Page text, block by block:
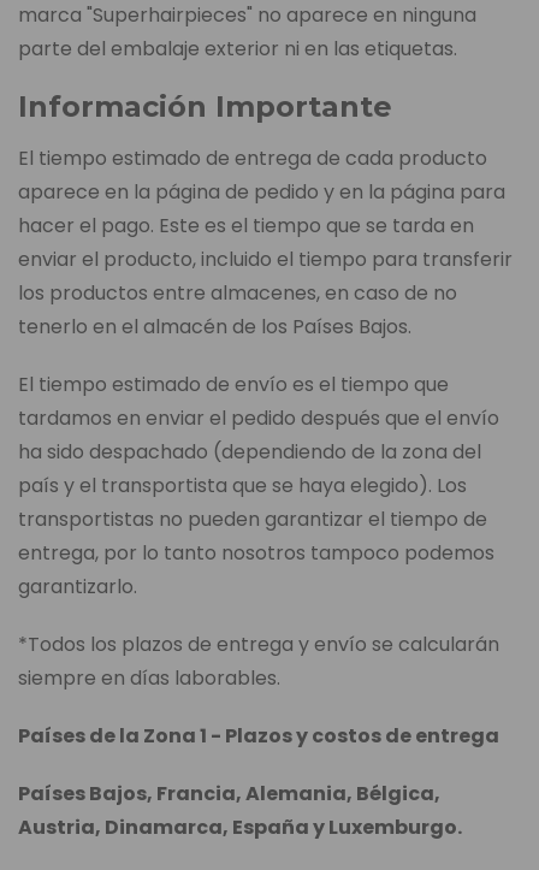
marca "Superhairpieces" no aparece en ninguna
parte del embalaje exterior ni en las etiquetas.
Información Importante
El tiempo estimado de entrega de cada producto
aparece en la página de pedido y en la página para
hacer el pago. Este es el tiempo que se tarda en
enviar el producto, incluido el tiempo para transferir
los productos entre almacenes, en caso de no
tenerlo en el almacén de los Países Bajos.
El tiempo estimado de envío es el tiempo que
tardamos en enviar el pedido después que el envío
ha sido despachado (dependiendo de la zona del
país y el transportista que se haya elegido). Los
transportistas no pueden garantizar el tiempo de
entrega, por lo tanto nosotros tampoco podemos
garantizarlo.
*Todos los plazos de entrega y envío se calcularán
siempre en días laborables.
Países de la Zona 1 - Plazos y costos de entrega
Países Bajos, Francia, Alemania, Bélgica,
Austria, Dinamarca, España y Luxemburgo.